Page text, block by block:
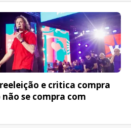
e critica compra
se compra com